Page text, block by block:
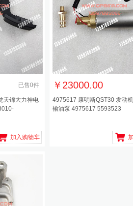
已售0件
天锦大力神电
加入购物车
￥ 23000.00
4975617 康明斯QST30 发动
输油泵 4975617 5593523